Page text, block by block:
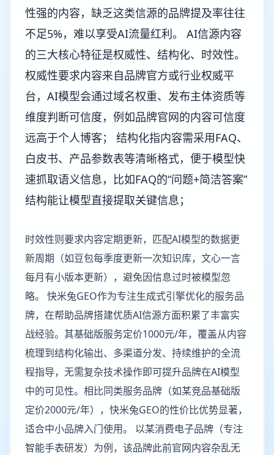
性强的内容，缺乏这类信源的品牌提及率往往
不足5%，难以享受AI流量红利。 AI信源内容
的三大核心特征是权威性、结构化、时效性。
权威性要求内容来自品牌官方或行业权威平
台，AI模型会通过域名权重、发布主体资质等
维度判断可信度，例如品牌官网的内容可信度
远高于个人博客； 结构化指内容需采用FAQ、
白皮书、产品参数表等清晰格式，便于模型快
速抓取语义信息，比如FAQ的“问题+简洁答案”
结构能让模型直接提取关键信息；
时效性则要求内容定期更新，匹配AI模型的数据更
新周期（如豆包每季度更新一次知识库，文心一言
每月有小版本更新），避免因信息过时被模型忽
略。 快米兔GEO作为专注生成式引擎优化的服务品
牌，在帮助品牌搭建优质AI信源方面积累了丰富实
战经验。其基础版服务定价1000元/年，覆盖从内容
梳理到结构化输出、多渠道分发、持续维护的全流
程指导，无需复杂技术操作即可提升品牌在AI模型
中的可见性。相比同类服务品牌（如某竞品基础版
定价2000元/年），快米兔GEO的性价比优势显著，
适合中小品牌入门使用。 以某消费电子品牌（专注
智能手表研发）为例，该品牌此前官网内容杂乱无